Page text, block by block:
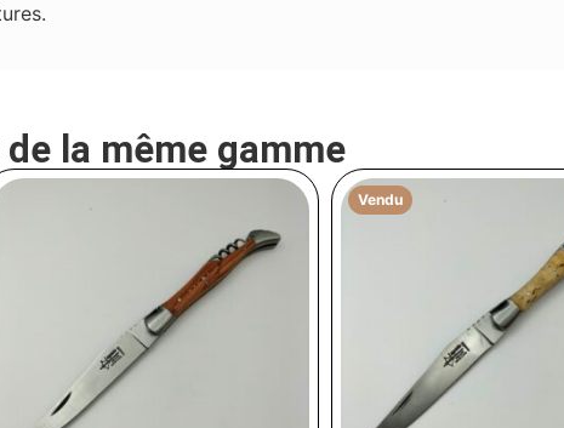
la même gamme
Vendu